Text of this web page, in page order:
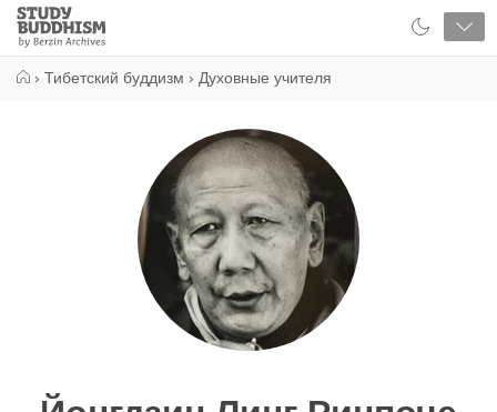
Close
Study
Buddhism
› Тибетский буддизм › Духовные учителя